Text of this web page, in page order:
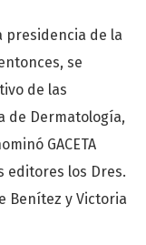
presidencia de la
se
de las
de Dermatología,
GACETA
editores los Dres.
Benítez y Victoria